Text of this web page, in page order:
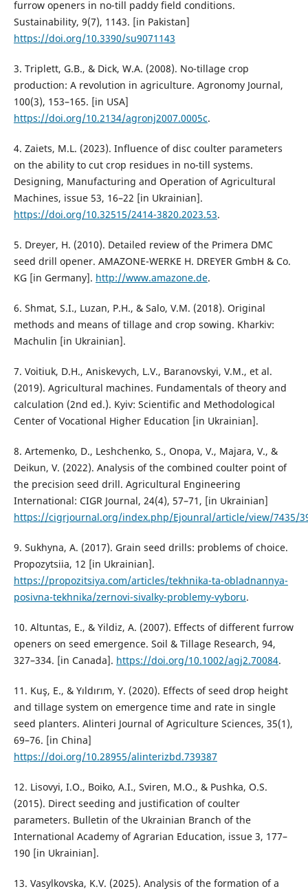
furrow openers in no-till paddy field conditions.
Sustainability, 9(7), 1143. [in Pakistan]
https://doi.org/10.3390/su9071143
3. Triplett, G.B., & Dick, W.A. (2008). No-tillage crop
production: A revolution in agriculture. Agronomy Journal,
100(3), 153–165. [in USA]
https://doi.org/10.2134/agronj2007.0005c.
4. Zaiets, M.L. (2023). Influence of disc coulter parameters
on the ability to cut crop residues in no-till systems.
Designing, Manufacturing and Operation of Agricultural
Machines, issue 53, 16–22 [in Ukrainian].
https://doi.org/10.32515/2414-3820.2023.53.
5. Dreyer, H. (2010). Detailed review of the Primera DMC
seed drill opener. AMAZONE-WERKE H. DREYER GmbH & Co.
KG [in Germany]. http://www.amazone.de.
6. Shmat, S.I., Luzan, P.H., & Salo, V.M. (2018). Original
methods and means of tillage and crop sowing. Kharkiv:
Machulin [in Ukrainian].
7. Voitiuk, D.H., Aniskevych, L.V., Baranovskyi, V.M., et al.
(2019). Agricultural machines. Fundamentals of theory and
calculation (2nd ed.). Kyiv: Scientific and Methodological
Center of Vocational Higher Education [in Ukrainian].
8. Artemenko, D., Leshchenko, S., Onopa, V., Majara, V., &
Deikun, V. (2022). Analysis of the combined coulter point of
the precision seed drill. Agricultural Engineering
International: CIGR Journal, 24(4), 57–71, [in Ukrainian]
https://cigrjournal.org/index.php/Ejounral/article/view/7435/
9. Sukhyna, A. (2017). Grain seed drills: problems of choice.
Propozytsiia, 12 [in Ukrainian].
https://propozitsiya.com/articles/tekhnika-ta-obladnannya-
posivna-tekhnika/zernovi-sivalky-problemy-vyboru.
10. Altuntas, E., & Yildiz, A. (2007). Effects of different furrow
openers on seed emergence. Soil & Tillage Research, 94,
327–334. [in Canada]. https://doi.org/10.1002/agj2.70084.
11. Kuş, E., & Yıldırım, Y. (2020). Effects of seed drop height
and tillage system on emergence time and rate in single
seed planters. Alinteri Journal of Agriculture Sciences, 35(1),
69–76. [in Сhina]
https://doi.org/10.28955/alinterizbd.739387
12. Lisovyi, I.O., Boiko, A.I., Sviren, M.O., & Pushka, O.S.
(2015). Direct seeding and justification of coulter
parameters. Bulletin of the Ukrainian Branch of the
International Academy of Agrarian Education, issue 3, 177–
190 [in Ukrainian].
13. Vasylkovska, K.V. (2025). Analysis of the formation of a